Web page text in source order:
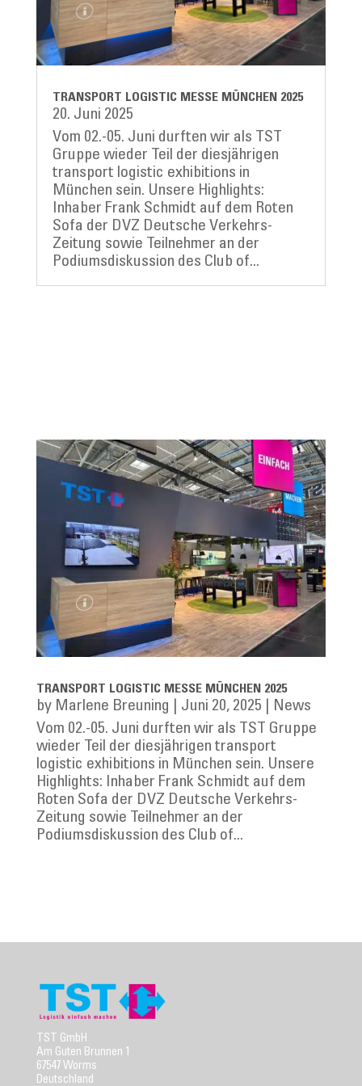
TRANSPORT LOGISTIC MESSE MÜNCHEN 2025
20. Juni 2025
Vom 02.-05. Juni durften wir als TST
Gruppe wieder Teil der diesjährigen
transport logistic exhibitions in
München sein. Unsere Highlights:
Inhaber Frank Schmidt auf dem Roten
Sofa der DVZ Deutsche Verkehrs-
Zeitung sowie Teilnehmer an der
Podiumsdiskussion des Club of...
TRANSPORT LOGISTIC MESSE MÜNCHEN 2025
by Marlene Breuning Juni 20, 2025
News
Vom 02.-05. Juni durften wir als TST Gruppe
wieder Teil der diesjährigen transport
logistic exhibitions in München sein. Unsere
Highlights: Inhaber Frank Schmidt auf dem
Roten Sofa der DVZ Deutsche Verkehrs-
Zeitung sowie Teilnehmer an der
Podiumsdiskussion des Club of...
TST GmbH
Am Guten Brunnen 1
67547 Worms
Deutschland